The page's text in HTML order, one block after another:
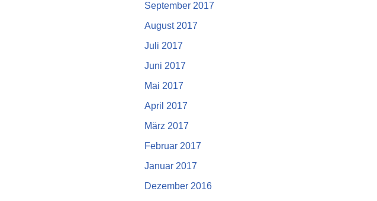
September 2017
August 2017
Juli 2017
Juni 2017
Mai 2017
April 2017
März 2017
Februar 2017
Januar 2017
Dezember 2016